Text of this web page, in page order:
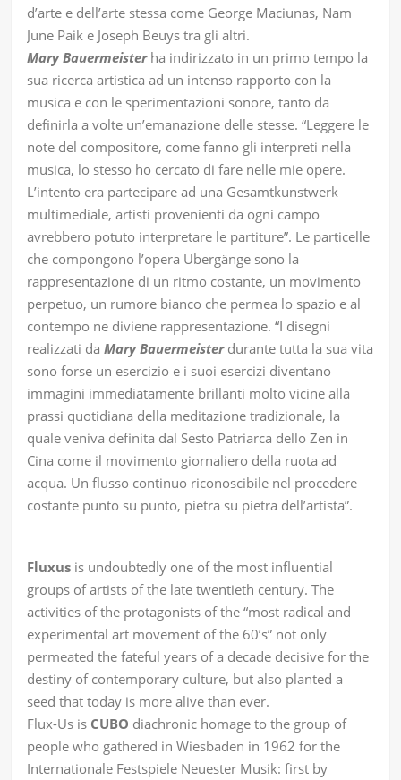
d’arte e dell’arte stessa come George Maciunas, Nam
June Paik e Joseph Beuys tra gli altri.
Mary Bauermeisterha indirizzato in un primo tempo la
sua ricerca artistica ad un intenso rapporto con la
musica e con le sperimentazioni sonore, tanto da
deﬁnirla a volte un’emanazione delle stesse. “Leggere le
note del compositore, come fanno gli interpreti nella
musica, lo stesso ho cercato di fare nelle mie opere.
L’intento era partecipare ad una Gesamtkunstwerk
multimediale, artisti provenienti da ogni campo
avrebbero potuto interpretare le partiture”. Le particelle
che compongono l’opera Übergänge sono la
rappresentazione di un ritmo costante, un movimento
perpetuo, un rumore bianco che permea lo spazio e al
contempo ne diviene rappresentazione. “I disegni
realizzati daMary Bauermeisterdurante tutta la sua vita
sono forse un esercizio e i suoi esercizi diventano
immagini immediatamente brillanti molto vicine alla
prassi quotidiana della meditazione tradizionale, la
quale veniva definita dal Sesto Patriarca dello Zen in
Cina come il movimento giornaliero della ruota ad
acqua. Un flusso continuo riconoscibile nel procedere
costante punto su punto, pietra su pietra dell’artista”.
Fluxus is undoubtedly one of the most inﬂuential
groups of artists of the late twentieth century. The
activities of the protagonists of the “most radical and
experimental art movement of the 60’s” not only
permeated the fateful years of a decade decisive for the
destiny of contemporary culture, but also planted a
seed that today is more alive than ever.
Flux-Us is CUBO diachronic homage to the group of
people who gathered in Wiesbaden in 1962 for the
Internationale Festspiele Neuester Musik: ﬁrst by